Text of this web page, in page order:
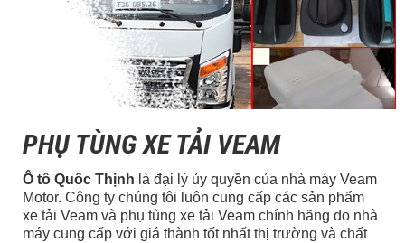
PHỤ TÙNG XE TẢI VEAM
Ô tô Quốc Thịnh là đại lý ủy quyền của nhà máy Veam
Motor. Công ty chúng tôi luôn cung cấp các sản phẩm
xe tải Veam và phụ tùng xe tải Veam chính hãng do nhà
máy cung cấp với giá thành tốt nhất thị trường và chất